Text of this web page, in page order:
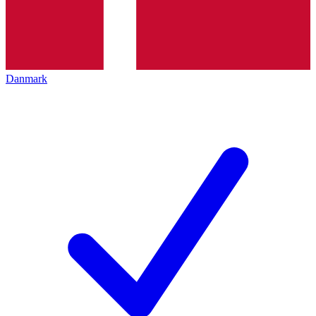
Danmark